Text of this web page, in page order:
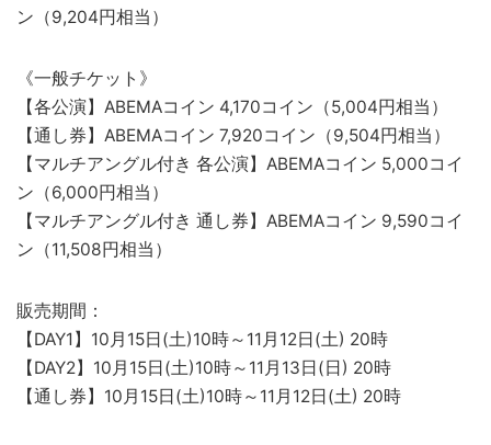
ン（9,204円相当）
《一般チケット》
【各公演】ABEMAコイン 4,170コイン（5,004円相当）
【通し券】ABEMAコイン 7,920コイン（9,504円相当）
【マルチアングル付き 各公演】ABEMAコイン 5,000コイ
ン（6,000円相当）
【マルチアングル付き 通し券】ABEMAコイン 9,590コイ
ン（11,508円相当）
販売期間：
【DAY1】10月15日(土)10時～11月12日(土) 20時
【DAY2】10月15日(土)10時～11月13日(日) 20時
【通し券】10月15日(土)10時～11月12日(土) 20時